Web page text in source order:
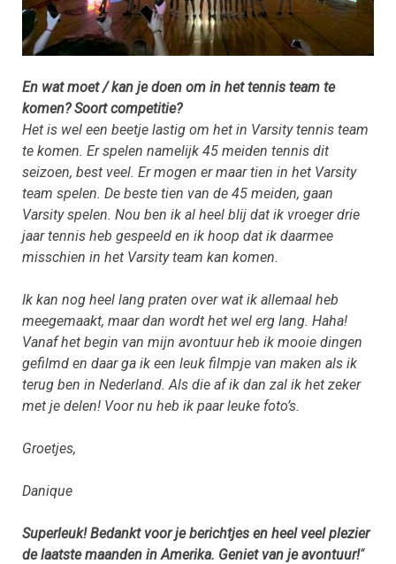
En wat moet / kan je doen om in het tennis team te
komen? Soort competitie?
Het is wel een beetje lastig om het in Varsity tennis team
te komen. Er spelen namelijk 45 meiden tennis dit
seizoen, best veel. Er mogen er maar tien in het Varsity
team spelen. De beste tien van de 45 meiden, gaan
Varsity spelen. Nou ben ik al heel blij dat ik vroeger drie
jaar tennis heb gespeeld en ik hoop dat ik daarmee
misschien in het Varsity team kan komen.
Ik kan nog heel lang praten over wat ik allemaal heb
meegemaakt, maar dan wordt het wel erg lang. Haha!
Vanaf het begin van mijn avontuur heb ik mooie dingen
gefilmd en daar ga ik een leuk filmpje van maken als ik
terug ben in Nederland. Als die af ik dan zal ik het zeker
met je delen! Voor nu heb ik paar leuke foto’s.
Groetjes,
Danique
Superleuk! Bedankt voor je berichtjes en heel veel plezier
de laatste maanden in Amerika. Geniet van je avontuur!‘‘